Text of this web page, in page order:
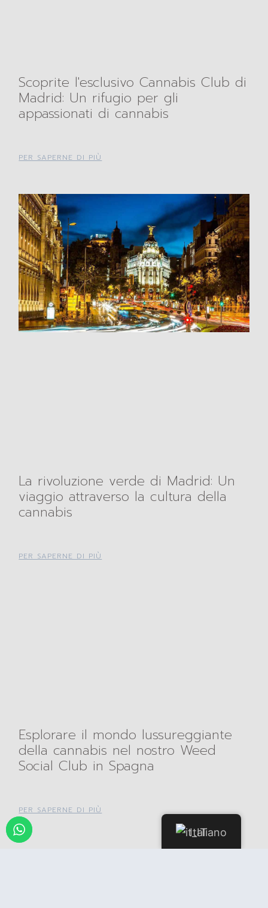
Scoprite l'esclusivo Cannabis Club di
Madrid: Un rifugio per gli
appassionati di cannabis
PER SAPERNE DI PIÙ
La rivoluzione verde di Madrid: Un
viaggio attraverso la cultura della
cannabis
PER SAPERNE DI PIÙ
Esplorare il mondo lussureggiante
della cannabis nel nostro Weed
Social Club in Spagna
PER SAPERNE DI PIÙ
Italiano